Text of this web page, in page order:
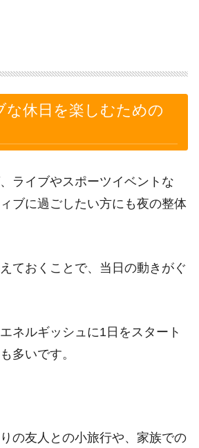
な休日を楽しむための
ライブやスポーツイベントな
ブに過ごしたい方にも夜の整体
ておくことで、当日の動きがぐ
ネルギッシュに1日をスタート
多いです。
の友人との小旅行や、家族での